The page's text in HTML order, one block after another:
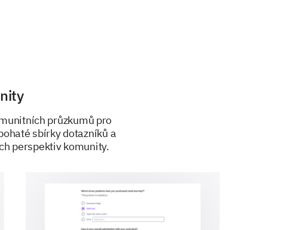
or ideas that you feel could improve
průzkumů pro
sbírky dotazníků a
perspektiv komunity.